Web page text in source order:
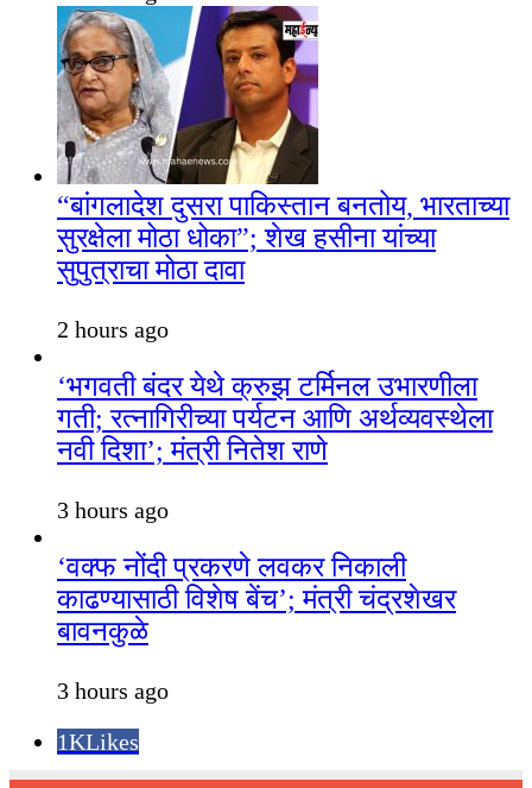
“बांगलादेश दुसरा पाकिस्तान बनतोय, भारताच्या
सुरक्षेला मोठा धोका”; शेख हसीना यांच्या
सुपुत्राचा मोठा दावा
2 hours ago
‘भगवती बंदर येथे क्रुझ टर्मिनल उभारणीला
गती; रत्नागिरीच्या पर्यटन आणि अर्थव्यवस्थेला
नवी दिशा’; मंत्री नितेश राणे
3 hours ago
‘वक्फ नोंदी प्रकरणे लवकर निकाली
काढण्यासाठी विशेष बेंच’; मंत्री चंद्रशेखर
बावनकुळे
3 hours ago
1KLikes